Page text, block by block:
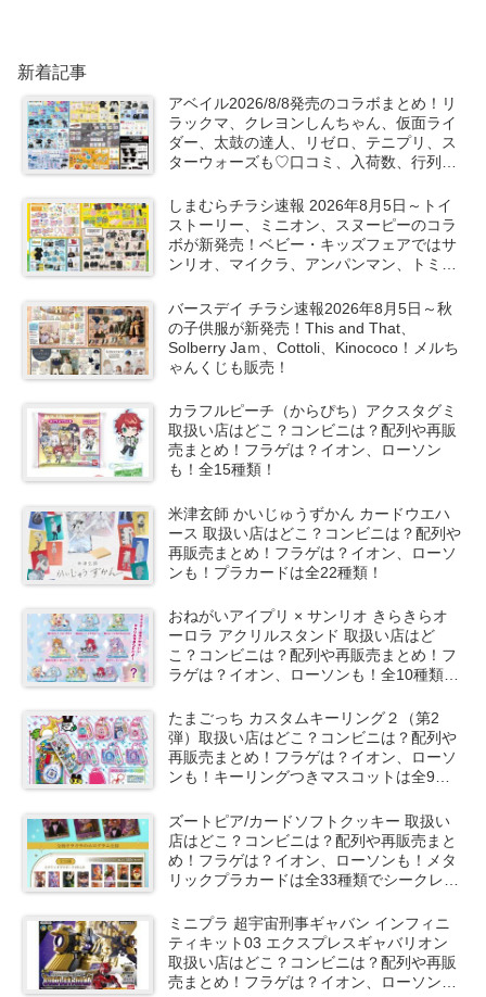
新着記事
アベイル2026/8/8発売のコラボまとめ！リ
ラックマ、クレヨンしんちゃん、仮面ライ
ダー、太鼓の達人、リゼロ、テニプリ、ス
ターウォーズも♡口コミ、入荷数、行列、
しまむらチラシ速報 2026年8月5日～トイ
ストーリー、ミニオン、スヌーピーのコラ
ボが新発売！ベビー・キッズフェアではサ
ンリオ、マイクラ、アンパンマン、トミカ
バースデイ チラシ速報2026年8月5日～秋
の子供服が新発売！This and That、
Solberry Jaｍ、Cottoli、Kinococo！メルち
ゃんくじも販売！
カラフルピーチ（からぴち）アクスタグミ
取扱い店はどこ？コンビニは？配列や再販
売まとめ！フラゲは？イオン、ローソン
も！全15種類！
米津玄師 かいじゅうずかん カードウエハ
ース 取扱い店はどこ？コンビニは？配列や
再販売まとめ！フラゲは？イオン、ローソ
ンも！プラカードは全22種類！
おねがいアイプリ × サンリオ きらきらオ
ーロラ アクリルスタンド 取扱い店はど
こ？コンビニは？配列や再販売まとめ！フ
ラゲは？イオン、ローソンも！全10種類で
たまごっち カスタムキーリング２（第2
弾）取扱い店はどこ？コンビニは？配列や
再販売まとめ！フラゲは？イオン、ローソ
ンも！キーリングつきマスコットは全9種
ズートピア/カードソフトクッキー 取扱い
店はどこ？コンビニは？配列や再販売まと
め！フラゲは？イオン、ローソンも！メタ
リックプラカードは全33種類でシークレッ
ミニプラ 超宇宙刑事ギャバン インフィニ
ティキット03 エクスプレスギャバリオン
取扱い店はどこ？コンビニは？配列や再販
売まとめ！フラゲは？イオン、ローソン